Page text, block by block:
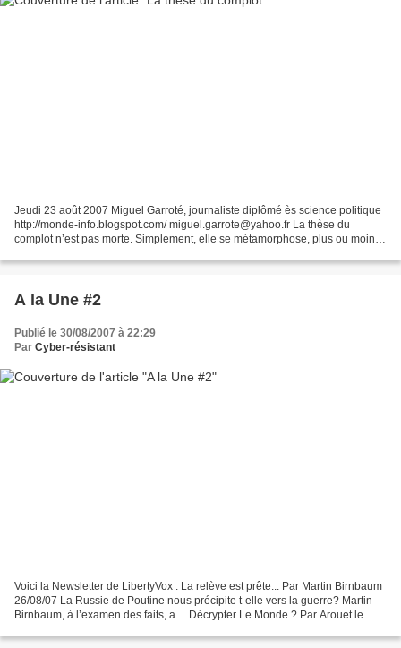
Jeudi 23 août 2007 Miguel Garroté, journaliste diplômé ès science politique
http://monde-info.blogspot.com/ miguel.garrote@yahoo.fr La thèse du
complot n’est pas morte. Simplement, elle se métamorphose, plus ou moins,
A la Une #2
Publié le 30/08/2007 à 22:29
Par Cyber-résistant
Voici la Newsletter de LibertyVox : La relève est prête... Par Martin Birnbaum
26/08/07 La Russie de Poutine nous précipite t-elle vers la guerre? Martin
Birnbaum, à l’examen des faits, a ... Décrypter Le Monde ? Par Arouet le